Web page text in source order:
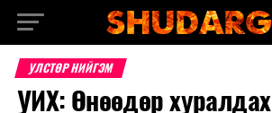
УЛСТӨР НИЙГЭМ
УИХ: Өнөөдөр